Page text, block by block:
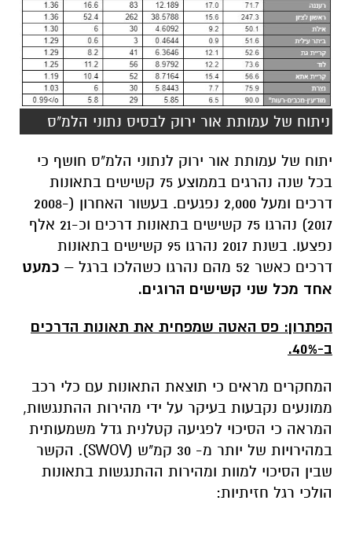
ניתוח של עמותת אור ירוק לבסיס נתוני הלמ"ס
יתוח של עמותת אור ירוק לנתוני הלמ"ס חושף כי
בכל שנה נהרגים בממוצע 75 קשישים בתאונות
דרכים ומעל 2,000 נפגעים. בעשור האחרון (2008-
2017) נהרגו 75 קשישים בתאונות דרכים וכ-21 אלף
נפצעו. בשנת 2017 נהרגו 95 קשישים בתאונות
דרכים כאשר 52 מהם נהרגו כשהלכו ברגל –
כמעט
אחד מכל שני קשישים הרוגים.
הפתרון: פס האטה שמפחית את תאונות הדרכים
ב-40%.
המחקרים מראים כי תוצאת התאונות עם כלי רכב
ממונעים נקבעות בעיקר על ידי מהירות ההתנגשות,
המראה כי הסיכוי לפגיעה קטלנית גדל משמעותית
במהירויות של יותר מ- 30 קמ"ש (SWOV). הקשר
שבין הסיכוי למוות ומהירות ההתנגשות בתאונות
הולכי רגל חזיתיות: